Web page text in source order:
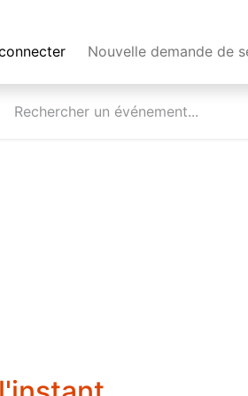
Nouvelle demande de